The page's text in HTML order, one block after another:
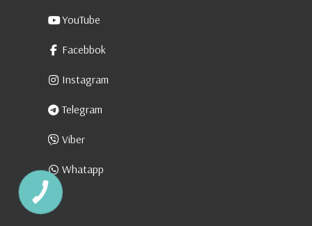
YouTube
Facebbok
Instagram
Telegram
Viber
Whatapp
КНОПКА
ЗВ'ЯЗКУ